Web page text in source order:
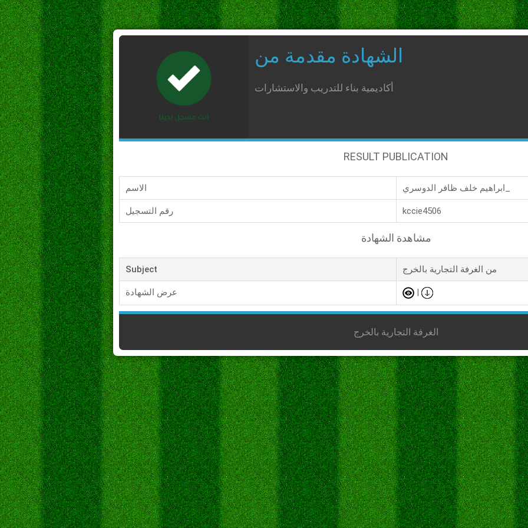
الشهادة مقدمة من
أكاديمية بناء للتدريب والاستشارات
RESULT PUBLICATION
الاسم
رقم التسجيل kccie4506
مشاهدة الشهادة
Subject من الغرفة التجارية بالخرج
عرض الشهادة |
الغرفة التجارية بالخرج